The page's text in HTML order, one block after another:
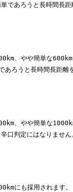
であろうと長時間長
、やや簡単な600km
あろうと長時間長距離
、やや簡単な
口判定にはなりません
にも採用されます。